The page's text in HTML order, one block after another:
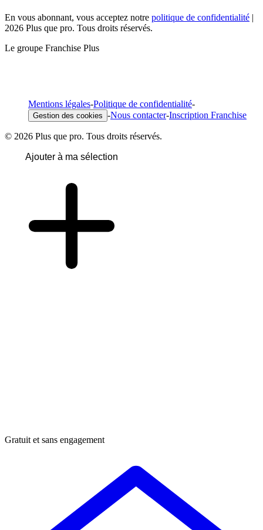
En vous abonnant, vous acceptez notre politique de confidentialité |
2026 Plus que pro. Tous droits réservés.
Le groupe Franchise Plus
Mentions légales-Politique de confidentialité-
Gestion des cookies -Nous contacter-Inscription Franchise
© 2026 Plus que pro. Tous droits réservés.
Ajouter à ma sélection
Gratuit et sans engagement